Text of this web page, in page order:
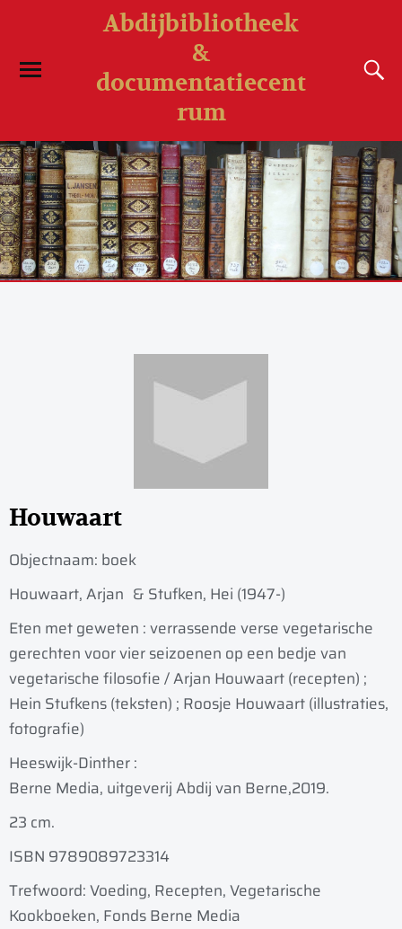
Abdijbibliotheek
&
documentatiecent
rum
Houwaart
Objectnaam: boek
Houwaart, Arjan & Stufken, Hei (1947-)
Eten met geweten : verrassende verse vegetarische
gerechten voor vier seizoenen op een bedje van
vegetarische filosofie / Arjan Houwaart (recepten) ;
Hein Stufkens (teksten) ; Roosje Houwaart (illustraties,
fotografie)
Heeswijk-Dinther :
Berne Media, uitgeverij Abdij van Berne,2019.
23 cm.
ISBN 9789089723314
Trefwoord: Voeding, Recepten, Vegetarische
Kookboeken, Fonds Berne Media